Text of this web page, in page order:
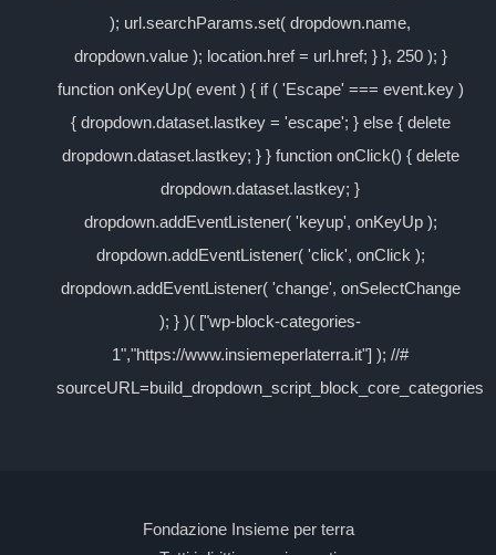
); url.searchParams.set( dropdown.name,
dropdown.value ); location.href = url.href; } }, 250 ); }
function onKeyUp( event ) { if ( 'Escape' === event.key )
{ dropdown.dataset.lastkey = 'escape'; } else { delete
dropdown.dataset.lastkey; } } function onClick() { delete
dropdown.dataset.lastkey; }
dropdown.addEventListener( 'keyup', onKeyUp );
dropdown.addEventListener( 'click', onClick );
dropdown.addEventListener( 'change', onSelectChange
); } )( ["wp-block-categories-
1","https://www.insiemeperlaterra.it"] ); //#
sourceURL=build_dropdown_script_block_core_categories
Fondazione Insieme per terra